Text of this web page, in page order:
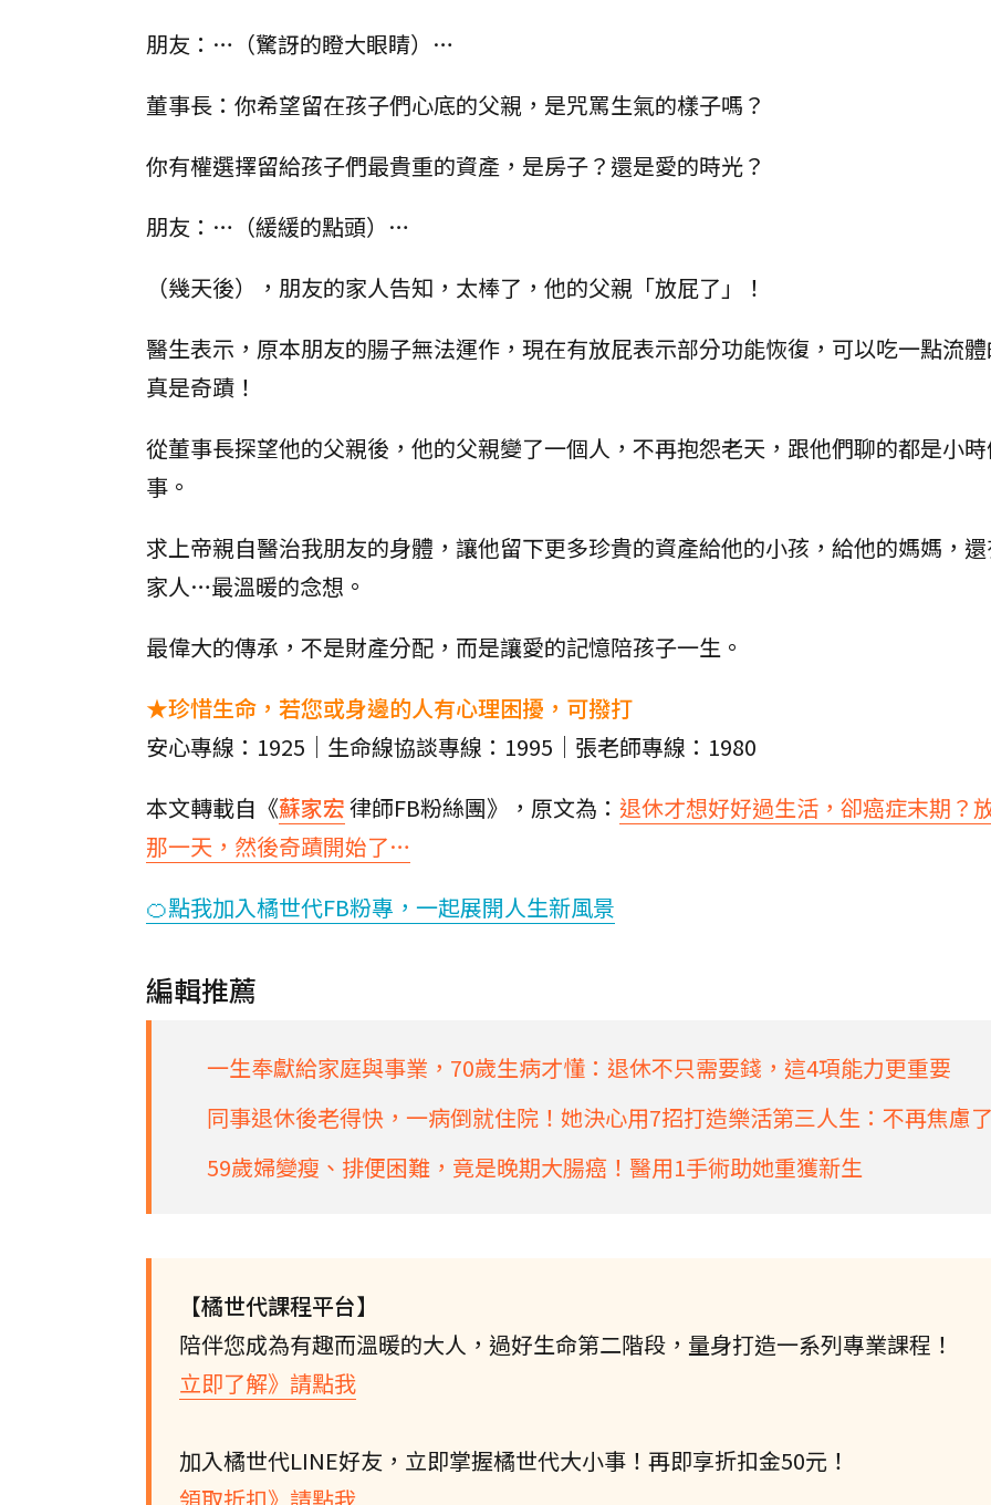
朋友：…（驚訝的瞪大眼睛）…
董事長：你希望留在孩子們心底的父親，是咒罵生氣的樣子嗎？
你有權選擇留給孩子們最貴重的資產，是房子？還是愛的時光？
朋友：…（緩緩的點頭）…
（幾天後），朋友的家人告知，太棒了，他的父親「放屁了」！
醫生表示，原本朋友的腸子無法運作，現在有放屁表示部分功能恢復，可以吃一點流
真是奇蹟！
從董事長探望他的父親後，他的父親變了一個人，不再抱怨老天，跟他們聊的都是小
事。
求上帝親自醫治我朋友的身體，讓他留下更多珍貴的資產給他的小孩，給他的媽媽，
家人…最溫暖的念想。
最偉大的傳承，不是財產分配，而是讓愛的記憶陪孩子一生。
★珍惜生命，若您或身邊的人有心理困擾，可撥打
安心專線：1925｜生命線協談專線：1995｜張老師專線：1980
本文轉載自《蘇家宏律師FB粉絲團》，原文為： 退休才想好好過生活，卻癌症末期？
那一天，然後奇蹟開始了…
🍊點我加入橘世代FB粉專，一起展開人生新風景
編輯推薦
一生奉獻給家庭與事業，70歲生病才懂：退休不只需要錢，這4項能力更重要
同事退休後老得快，一病倒就住院！她決心用7招打造樂活第三人生：不再焦慮
59歲婦變瘦、排便困難，竟是晚期大腸癌！醫用1手術助她重獲新生
【橘世代課程平台】
陪伴您成為有趣而溫暖的大人，過好生命第二階段，量身打造一系列專業課程！
立即了解》請點我
加入橘世代LINE好友，立即掌握橘世代大小事！再即享折扣金50元！